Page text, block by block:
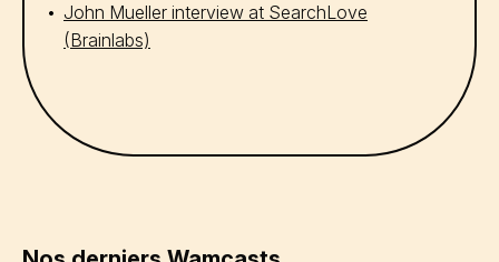
John Mueller interview at SearchLove
(Brainlabs)